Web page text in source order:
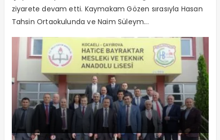
ziyarete devam etti. Kaymakam Gözen sırasıyla Hasan
Tahsin Ortaokulunda ve Naim Süleym...